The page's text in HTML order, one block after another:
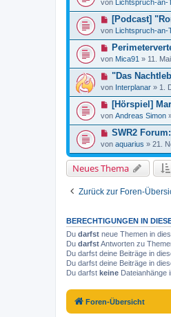
von Lichtspruch-an-
[Podcast]
von Lichtspruch-an-
von Mica91 » 11.
"Das
von Interplanar » 1.
[Hörspiel]
von Andreas Simon
SWR2
von aquarius » 21.
Neues Thema
Zurück zur Foren-
BERECHTIGUNGEN IN
Du darfst neue Themen in
Du darfstAntworten zu
Du darfst deine Beiträge in
Du darfst deine Beiträge in
Du darfst keine Dateianhänge
Foren-Übersicht